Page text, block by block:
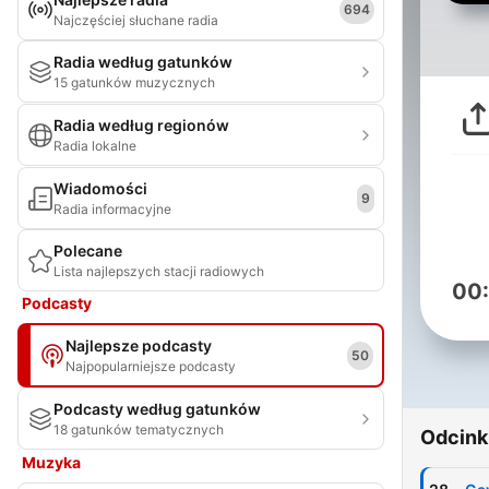
Najczęściej słuchane radia
694
Radia według gatunków
15 gatunków muzycznych
Radia według regionów
Radia lokalne
Wiadomości
Radia informacyjne
9
Polecane
Lista najlepszych stacji radiowych
Podcasty
Najlepsze podcasty
Najpopularniejsze podcasty
50
Podcasty według gatunków
18 gatunków tematycznych
Muzyka